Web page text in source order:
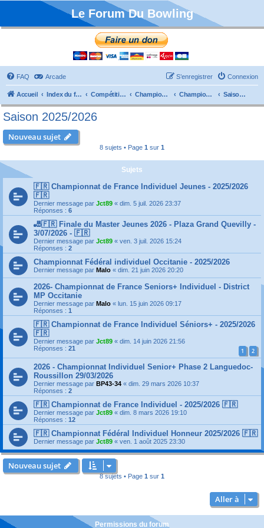
Le Forum Du Bowling
FAQ Arcade Connexion
S’enregistrer
Accueil Index du forum Compétitions Championnats de France Championnat Individuels Saison 2025/2026
Saison 2025/2026
Nouveau sujet
8 sujets • Page 1 sur 1
Sujets
🇫🇷 Championnat de France Individuel Jeunes - 2025/2026
🇫🇷
Dernier message par Jct89 « dim. 5 juil. 2026 23:37
Réponses : 6
🎳🇫🇷 Finale du Master Jeunes 2026 - Plaza Grand Quevilly -
3/07/2026 - 🇫🇷
Dernier message par Jct89 « ven. 3 juil. 2026 15:24
Réponses : 2
Championnat Fédéral individuel Occitanie - 2025/2026
Dernier message par Malo « dim. 21 juin 2026 20:20
2026- Championnat de France Seniors+ Individuel - District
MP Occitanie
Dernier message par Malo « lun. 15 juin 2026 09:17
Réponses : 1
🇫🇷 Championnat de France Individuel Séniors+ - 2025/2026
🇫🇷
Dernier message par Jct89 « dim. 14 juin 2026 21:56
Réponses : 21 1 2
2026 - Championnat Individuel Senior+ Phase 2 Languedoc-
Roussillon 29/03/2026
Dernier message par BP43-34 « dim. 29 mars 2026 10:37
Réponses : 2
🇫🇷 Championnat de France Individuel - 2025/2026 🇫🇷
Dernier message par Jct89 « dim. 8 mars 2026 19:10
Réponses : 12
🇫🇷 Championnat Fédéral Individuel Honneur 2025/2026 🇫🇷
Dernier message par Jct89 « ven. 1 août 2025 23:30
Nouveau sujet
8 sujets • Page 1 sur 1
Aller à
Permissions du forum